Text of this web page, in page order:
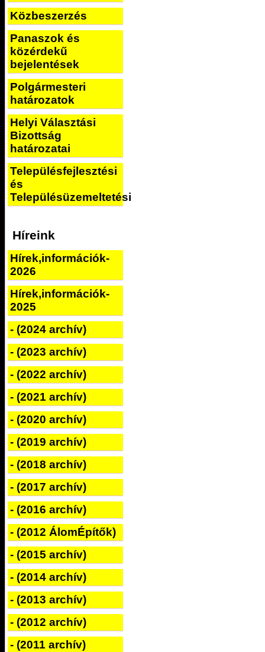
Közbeszerzés
Panaszok és
közérdekű
bejelentések
Polgármesteri
határozatok
Helyi Választási
Bizottság
határozatai
Településfejlesztési
és
Településüzemeltetési
Híreink
Hírek,információk-
2026
Hírek,információk-
2025
- (2024 archív)
- (2023 archív)
- (2022 archív)
- (2021 archív)
- (2020 archív)
- (2019 archív)
- (2018 archív)
- (2017 archív)
- (2016 archív)
- (2012 ÁlomÉpítők)
- (2015 archív)
- (2014 archív)
- (2013 archív)
- (2012 archív)
- (2011 archív)